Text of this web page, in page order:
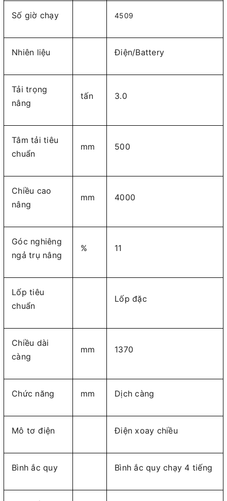
Số giờ chạy 4509
Nhiên liệu Điện/Battery
Tải trọng
nâng
tấn 3.0
Tâm tải tiêu
chuẩn
mm 500
Chiều cao
nâng
mm 4000
Góc nghiêng
ngả trụ nâng
% 11
Lốp tiêu
chuẩn
Lốp đặc
Chiều dài
càng
mm 1370
Chức năng mm Dịch càng
Mô tơ điện Điện xoay chiều
Bình ắc quy Bình ắc quy chạy 4 tiếng